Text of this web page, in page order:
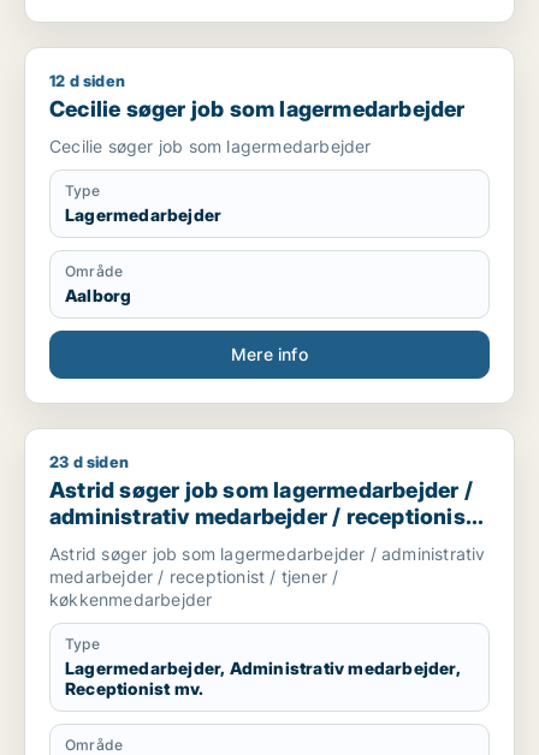
Cecilie søger job som lagermedarbejder
12 d siden
Cecilie søger job som lagermedarbejder
Cecilie søger job som lagermedarbejder
Type
Lagermedarbejder
Område
Aalborg
Mere info
Astrid søger job som lagermedarbejder / administrativ
23 d siden
Astrid søger job som lagermedarbejder /
administrativ medarbejder / receptionist /
tjener / køkkenmedarbejder
Astrid søger job som lagermedarbejder / administrativ
medarbejder / receptionist / tjener /
køkkenmedarbejder
Type
Lagermedarbejder, Administrativ medarbejder,
Receptionist mv.
Område